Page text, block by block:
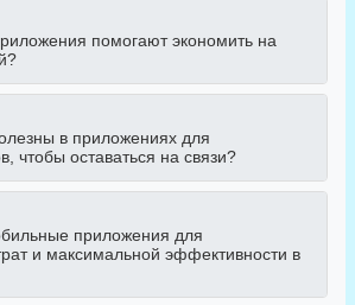
помогают экономить на
в приложениях для
чтобы оставаться на связи?
приложения для
и максимальной эффективности в